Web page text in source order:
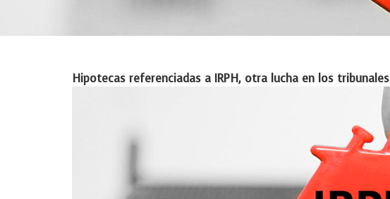
Hipotecas referenciadas a IRPH, otra lucha en los tribunales